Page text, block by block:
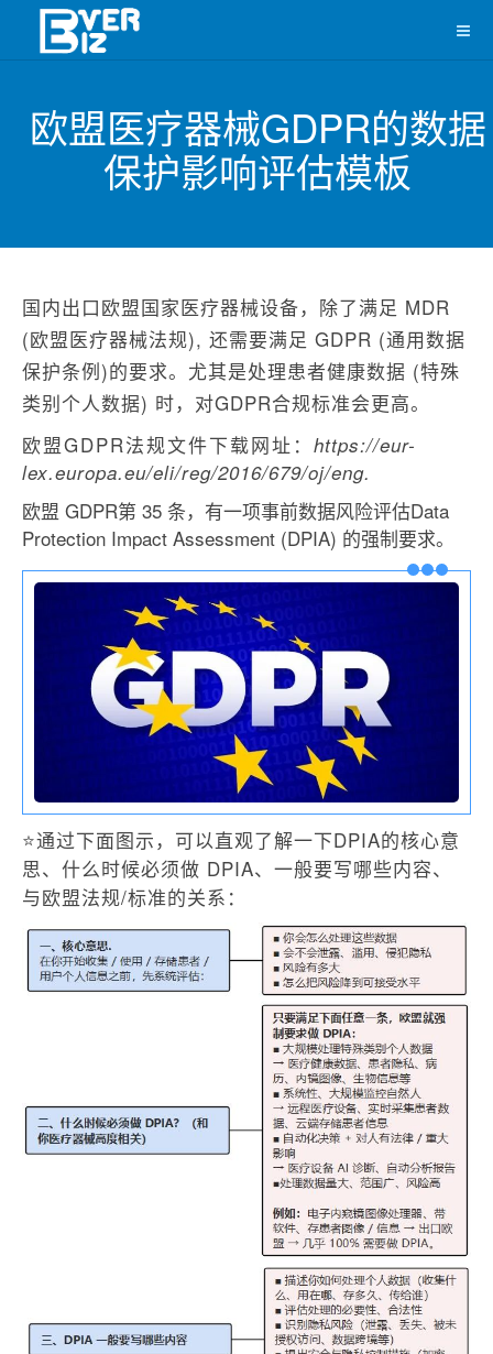
欧盟医疗器械GDPR的数据
保护影响评估模板
国内出口欧盟国家医疗器械设备，除了满足 MDR
(欧盟医疗器械法规), 还需要满足 GDPR (通用数据
保护条例)的要求。尤其是处理患者健康数据 (特殊
类别个人数据) 时，对GDPR合规标准会更高。
欧盟GDPR法规文件下载网址： https://eur-
lex.europa.eu/eli/reg/2016/679/oj/eng.
欧盟 GDPR第 35 条，有一项事前数据风险评估Data
Protection Impact Assessment (DPIA) 的强制要求。
⭐通过下面图示，可以直观了解一下DPIA的核心意
思、什么时候必须做 DPIA、一般要写哪些内容、
与欧盟法规/标准的关系：